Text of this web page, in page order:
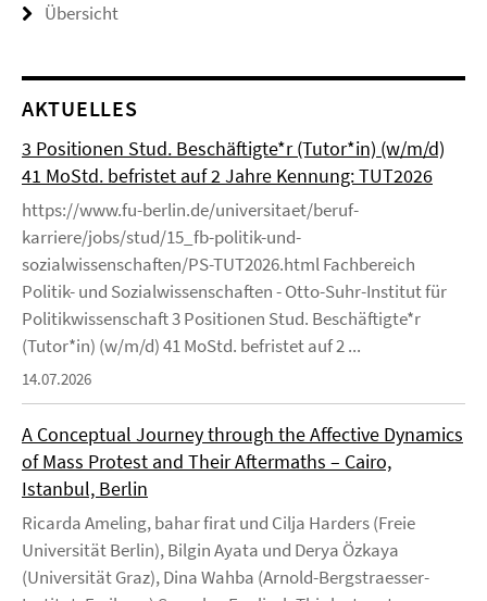
Übersicht
AKTUELLES
3 Positionen Stud. Beschäftigte*r (Tutor*in) (w/m/d)
41 MoStd. befristet auf 2 Jahre Kennung: TUT2026
https://www.fu-berlin.de/universitaet/beruf-
karriere/jobs/stud/15_fb-politik-und-
sozialwissenschaften/PS-TUT2026.html Fachbereich
Politik- und Sozialwissenschaften - Otto-Suhr-Institut für
Politikwissenschaft 3 Positionen Stud. Beschäftigte*r
(Tutor*in) (w/m/d) 41 MoStd. befristet auf 2 ...
14.07.2026
A Conceptual Journey through the Affective Dynamics
of Mass Protest and Their Aftermaths – Cairo,
Istanbul, Berlin
Ricarda Ameling, bahar firat und Cilja Harders (Freie
Universität Berlin), Bilgin Ayata und Derya Özkaya
(Universität Graz), Dina Wahba (Arnold-Bergstraesser-